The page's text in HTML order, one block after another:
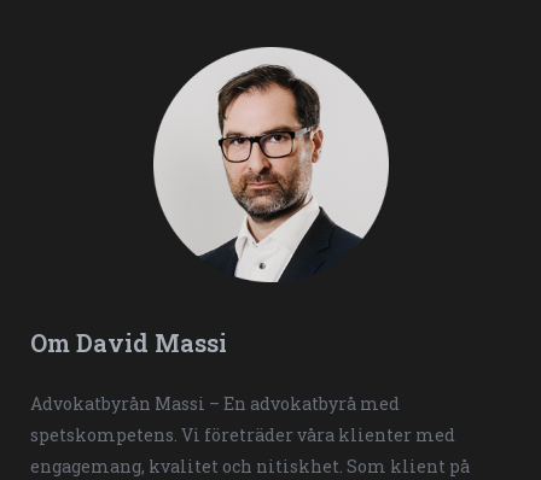
Om David Massi
Advokatbyrån Massi – En advokatbyrå med
spetskompetens. Vi företräder våra klienter med
engagemang, kvalitet och nitiskhet. Som klient på